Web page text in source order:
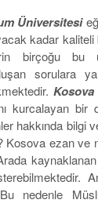
Üniversitesi
kadar
birçoğu bu
sorulara
kurcalayan bir
hakkında bilgi
Kosova ezan ve
nedenle